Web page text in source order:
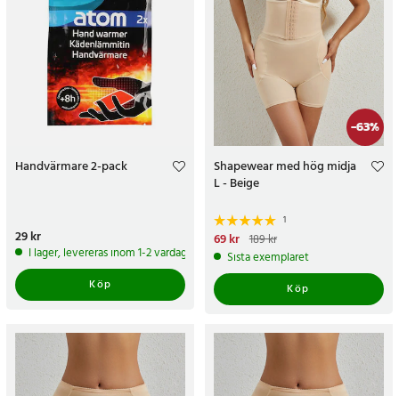
Handvärmare 2-pack
Pris:
29 kr
I lager, levereras inom 1-2 vardagar
Köp
-63%
Shapewear med hög midja
L - Beige
1
Nuvarande pris
pris:189 kr
69 kr 189 kr
Sista exemplaret
Köp